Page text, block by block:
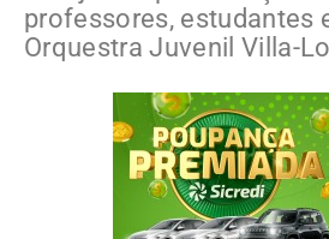
professores, estudantes
Orquestra Juvenil Villa-